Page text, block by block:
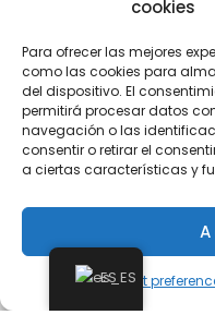
cookies
Para ofrecer las mejores
como las cookies para
del dispositivo. El
permitirá procesar datos
navegación o las
consentir o retirar el
a ciertas características y
Opt-out
https://
ES